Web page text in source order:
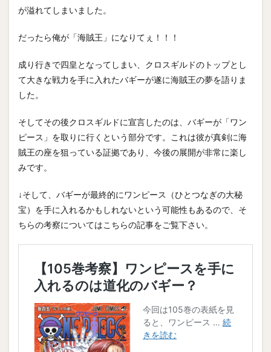
が溢れてしまいました。
だったら俺が「海賊王」になりてぇ！！！
成り行きで四皇となってしまい、クロスギルドのトップとし
て大きな戦力を手に入れたバギーが遂に海賊王の夢を語りま
した。
そしてその後クロスギルドに宣言したのは、バギーが「ワン
ピース」を取りに行くという部分です。これは彼が真剣に海
賊王の座を狙っている証拠であり、今後の展開が非常に楽し
みです。
↓そして、バギーが最終的にワンピース（ひとつなぎの大秘
宝）を手に入れるかもしれないという可能性もあるので、そ
ちらの考察についてはこちらの記事をご覧下さい。